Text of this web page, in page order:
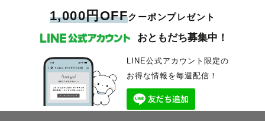
1,000円OFFクーポンプレゼント
おともだち募集中！
LINE公式アカウント限定の
お得な情報を毎週配信！